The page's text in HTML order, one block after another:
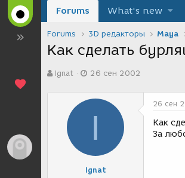
Forums What's new
Forums 3D редакторы Maya
Как сделать
в
Ignat
а
а
д
и
26 сен 2002
I
Ignat
26 сен
Как
За